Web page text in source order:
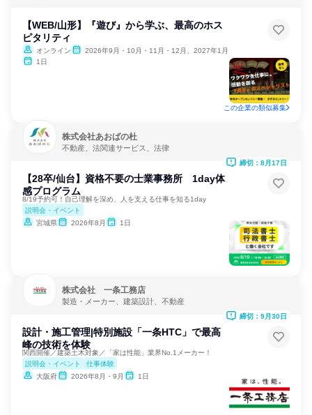
【WEB/山形】『遊び』から学ぶ、最高のホス
ピタリティ
オンライン
2026年9月・10月・11月・12月、2027年1月
1日
この企業の類似募集
株式会社あおばの杜
不動産、法関連サービス、法律
【28卒/仙台】資格不要の士業事務所 1day体
感プログラム
8/19予約可！自己理解を深め、人を支える仕事を知る1day
説明会・イベント
宮城県
2026年8月 1日
締切：8月17日
株式会社 一条工務店
製造・メーカー、建築設計、不動産
設計・施工管理|特別施設「一条HTC」で最高
峰の技術を体験
関西開催／建築土木対象／「家は性能」業界No.1メーカー！
説明会・イベント
仕事体験
大阪府
2026年8月・9月 1日
締切：9月30日